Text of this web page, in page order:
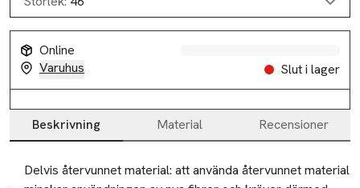
Online
Varuhus
Slut i lager
Beskrivning Material Recensioner
Beskrivning
Delvis återvunnet material: att använda återvunnet material